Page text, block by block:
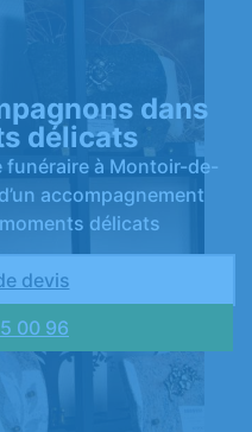
dans
délicats
funéraire à Montoir-de-
accompagnement
délicats
devis
00 96